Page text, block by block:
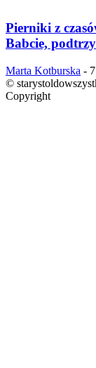
Pierniki z
Babcie,
Marta Kotburska -
©
Copyright